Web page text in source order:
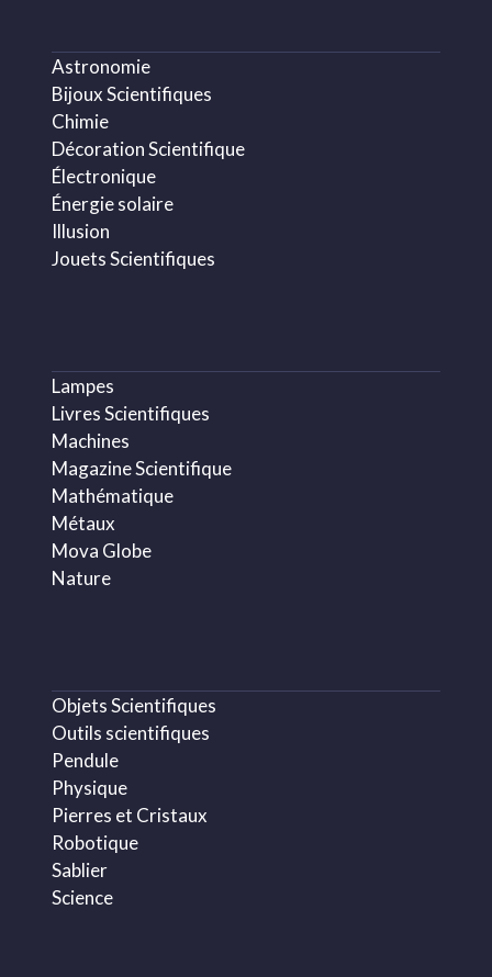
Astronomie
Bijoux Scientifiques
Chimie
Décoration Scientifique
Électronique
Énergie solaire
Illusion
Jouets Scientifiques
Lampes
Livres Scientifiques
Machines
Magazine Scientifique
Mathématique
Métaux
Mova Globe
Nature
Objets Scientifiques
Outils scientifiques
Pendule
Physique
Pierres et Cristaux
Robotique
Sablier
Science